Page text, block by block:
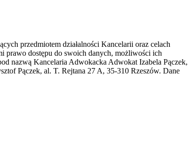
przedmiotem działalności Kancelarii oraz celach
prawo dostępu do swoich danych, możliwości ich
nazwą Kancelaria Adwokacka Adwokat Izabela Pączek,
Pączek, al. T. Rejtana 27 A, 35-310 Rzeszów. Dane